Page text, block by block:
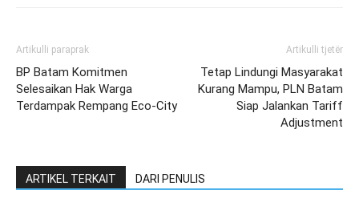
Artikulli paraprak
BP Batam Komitmen
Selesaikan Hak Warga
Terdampak Rempang Eco-City
Artikulli tjetër
Tetap Lindungi Masyarakat
Kurang Mampu, PLN Batam
Siap Jalankan Tariff
Adjustment
ARTIKEL TERKAIT DARI PENULIS